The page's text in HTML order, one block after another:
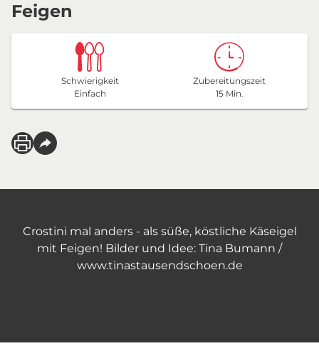
Feigen
Schwierigkeit
Einfach
Zubereitungszeit
15 Min.
Crostini mal anders - als süße, köstliche Käseigel
mit Feigen! Bilder und Idee: Tina Bumann /
www.tinastausendschoen.de